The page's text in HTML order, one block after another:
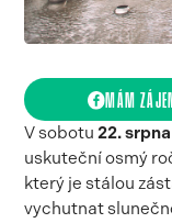
MÁM
V sobotu22.
uskuteční osmý
který je stálou
vychutnat